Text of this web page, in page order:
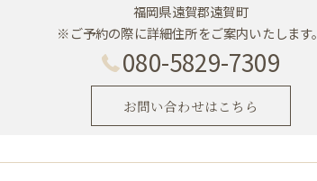
福岡県遠賀郡遠賀町
※ご予約の際に詳細住所をご案内いたします。
080-5829-7309
お問い合わせはこちら